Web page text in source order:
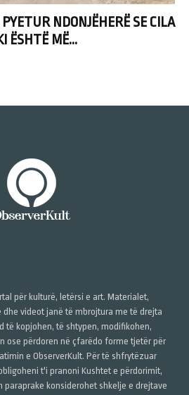
NDONJËHERË SE CILA
ËSHTË MË...
për kulturë, letërsi e art. Materialet,
videot janë të mbrojtura me të drejta
të kopjohen, të shtypen, modifikohen,
ose përdoren në çfarëdo forme tjetër për
e ObserverKult. Për të shfrytëzuar
t'i pranoni Kushtet e përdorimit,
konsiderohet shkelje e drejtave